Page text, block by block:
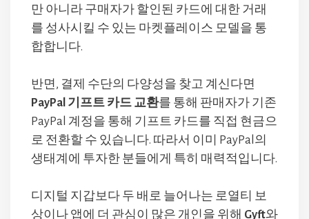
만 아니라 구매자가 할인된 카드에 대한 거래
를 성사시킬 수 있는 마켓플레이스 모델을 통
합합니다.
반면, 결제 수단의 다양성을 찾고 계신다면
PayPal 기프트 카드 교환를 통해 판매자가 기존
PayPal 계정을 통해 기프트 카드를 직접 현금으
로 전환할 수 있습니다. 따라서 이미 PayPal의
생태계에 투자한 분들에게 특히 매력적입니다.
디지털 지갑보다 두 배로 늘어나는 로열티 보
상이나 앱에 더 관심이 많은 개인을 위해 Gyft와